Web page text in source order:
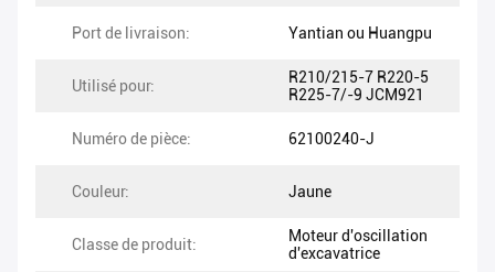
Port de livraison: Yantian ou Huangpu
Utilisé pour:
R210/215-7 R220-5
R225-7/-9 JCM921
Numéro de pièce: 62100240-J
Couleur: Jaune
Classe de produit:
Moteur d'oscillation
d'excavatrice